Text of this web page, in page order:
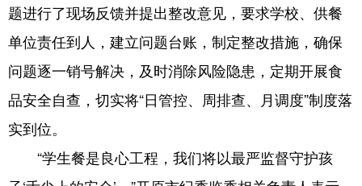
题进行了现场反馈并提出整改意见，要求学校、供餐
单位责任到人，建立问题台账，制定整改措施，确保
问题逐一销号解决，及时消除风险隐患，定期开展食
品安全自查，切实将“日管控、周排查、月调度”制度落
实到位。
“学生餐是良心工程，我们将以最严监督守护孩